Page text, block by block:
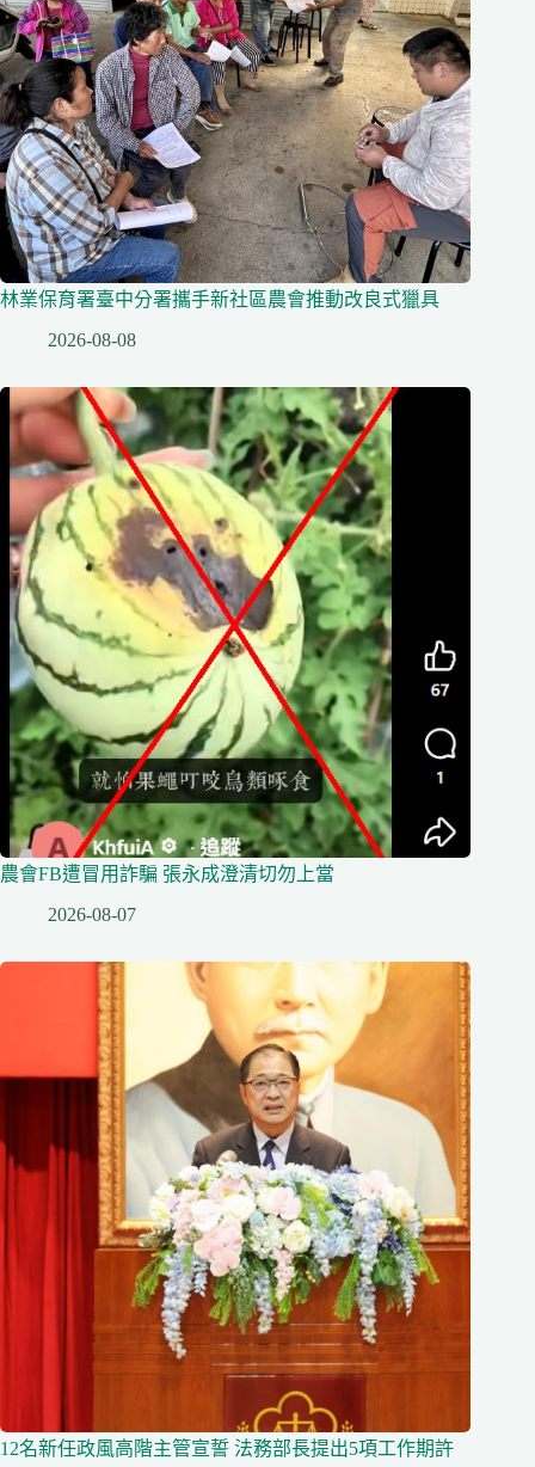
林業保育署臺中分署攜手新社區農會推動改良式獵具
2026-08-08
農會FB遭冒用詐騙 張永成澄清切勿上當
2026-08-07
12名新任政風高階主管宣誓 法務部長提出5項工作期許